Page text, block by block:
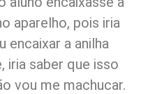
aparelho, pois iria
encaixar a anilha
iria saber que isso
vou me machucar.